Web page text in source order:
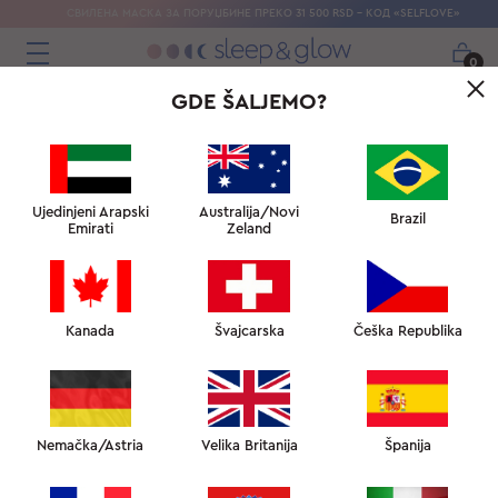
СВИЛЕНА МАСКА ЗА ПОРУЏБИНЕ ПРЕКО 31 500 RSD - КОД «SELFLOVE»
0
GDE ŠALJEMO?
Ujedinjeni Arapski
Emirati
Australija/Novi
Zeland
Brazil
Kanada Švajcarska Češka Republika
Nemačka/Astria Velika Britanija Španija